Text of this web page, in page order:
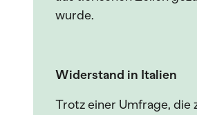
wurde.
Widerstand in Italien
Trotz einer Umfrage, die